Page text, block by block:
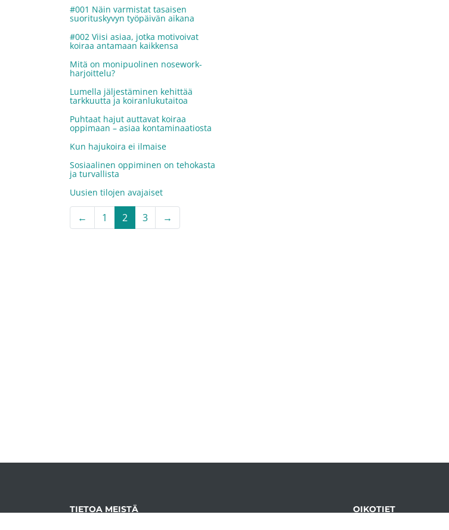
#001 Näin varmistat tasaisen
suorituskyvyn työpäivän aikana
#002 Viisi asiaa, jotka motivoivat
koiraa antamaan kaikkensa
Mitä on monipuolinen nosework-
harjoittelu?
Lumella jäljestäminen kehittää
tarkkuutta ja koiranlukutaitoa
Puhtaat hajut auttavat koiraa
oppimaan – asiaa kontaminaatiosta
Kun hajukoira ei ilmaise
Sosiaalinen oppiminen on tehokasta
ja turvallista
Uusien tilojen avajaiset
← 1 2 3 →
TIETOA MEISTÄ OIKOTIET